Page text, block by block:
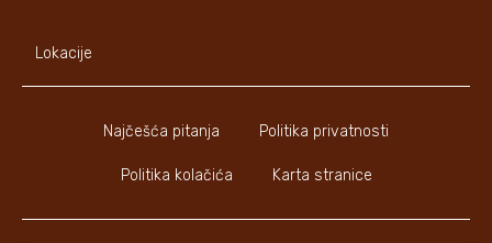
Najčešća pitanja Politika privatnosti
Politika kolačića Karta stranice
Lokacije